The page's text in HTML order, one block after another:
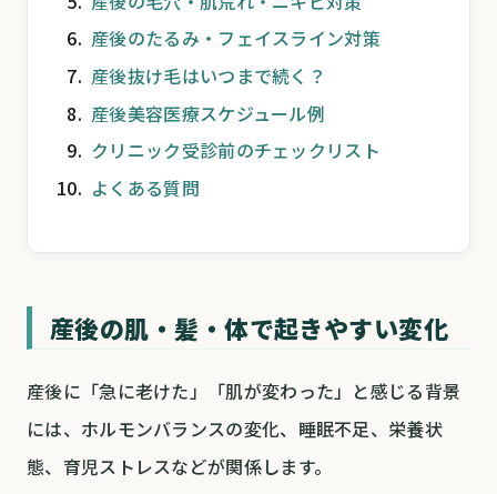
産後のたるみ・フェイスライン対策
産後抜け毛はいつまで続く？
産後美容医療スケジュール例
クリニック受診前のチェックリスト
よくある質問
産後の肌・髪・体で起きやすい変化
産後に「急に老けた」「肌が変わった」と感じる背景
には、ホルモンバランスの変化、睡眠不足、栄養状
態、育児ストレスなどが関係します。